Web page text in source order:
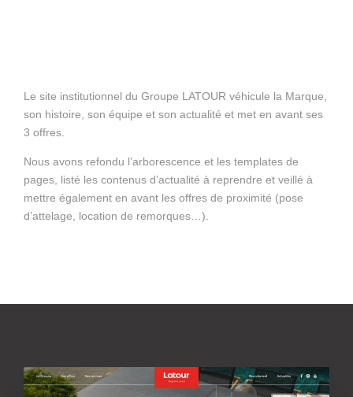
Le site institutionnel du Groupe LATOUR véhicule la Marque,
son histoire, son équipe et son actualité et met en avant ses
3 offres.
Nous avons refondu l’arborescence et les templates de
pages, listé les contenus d’actualité à reprendre et veillé à
mettre également en avant les offres de proximité (pose
d’attelage, location de remorques…).